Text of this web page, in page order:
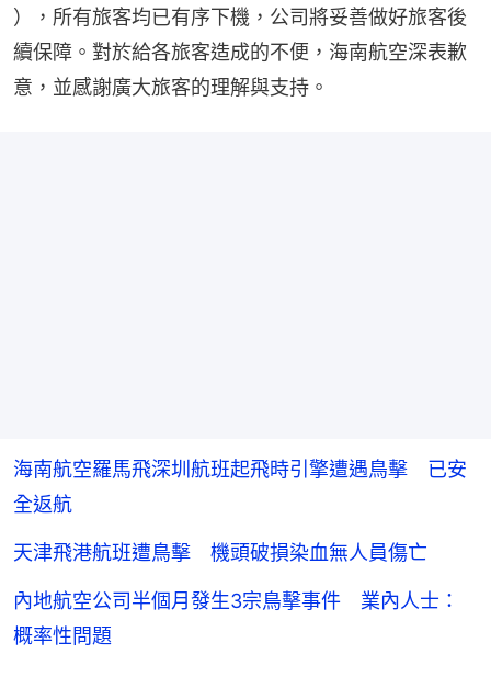
），所有旅客均已有序下機，公司將妥善做好旅客後
續保障。對於給各旅客造成的不便，海南航空深表歉
意，並感謝廣大旅客的理解與支持。
海南航空羅馬飛深圳航班起飛時引擎遭遇鳥擊 已安
全返航
天津飛港航班遭鳥擊 機頭破損染血無人員傷亡
內地航空公司半個月發生3宗鳥擊事件 業內人士：
概率性問題